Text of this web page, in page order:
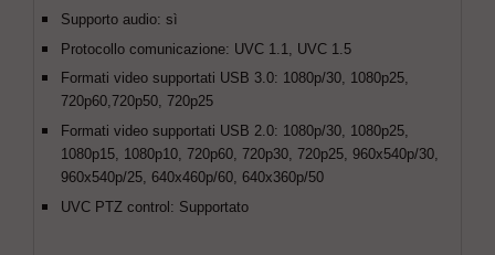
Supporto audio: sì
Protocollo comunicazione: UVC 1.1, UVC 1.5
Formati video supportati USB 3.0: 1080p/30, 1080p25,
720p60,720p50, 720p25
Formati video supportati USB 2.0: 1080p/30, 1080p25,
1080p15, 1080p10, 720p60, 720p30, 720p25, 960x540p/30,
960x540p/25, 640x460p/60, 640x360p/50
UVC PTZ control: Supportato